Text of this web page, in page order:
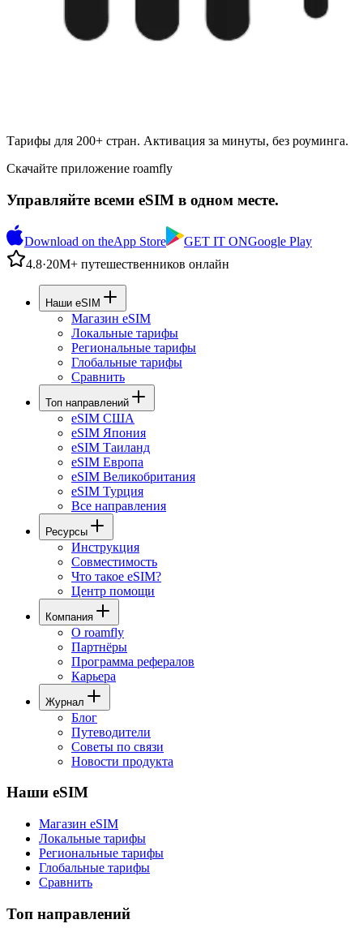
Тарифы для 200+ стран. Активация за минуты, без роуминга.
Скачайте приложение roamfly
Управляйте всеми eSIM в одном месте.
Download on theApp Store GET IT ONGoogle Play
4.8·20M+ путешественников онлайн
Наши eSIM
Магазин eSIM
Локальные тарифы
Региональные тарифы
Глобальные тарифы
Сравнить
Топ направлений
eSIM США
eSIM Япония
eSIM Таиланд
eSIM Европа
eSIM Великобритания
eSIM Турция
Все направления
Ресурсы
Инструкция
Совместимость
Что такое eSIM?
Центр помощи
Компания
О roamfly
Партнёры
Программа рефералов
Карьера
Журнал
Блог
Путеводители
Советы по связи
Новости продукта
Наши eSIM
Магазин eSIM
Локальные тарифы
Региональные тарифы
Глобальные тарифы
Сравнить
Топ направлений